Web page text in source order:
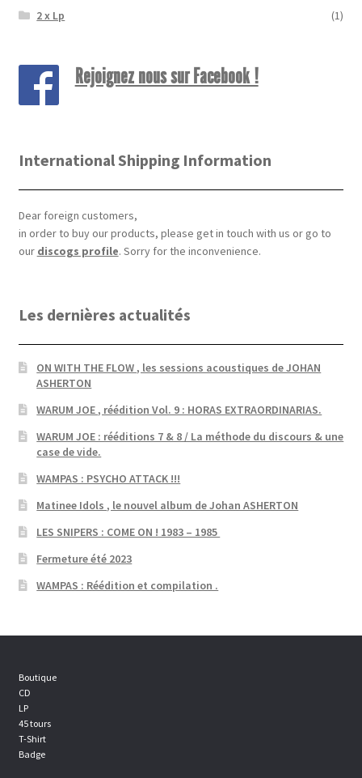
2 x Lp
(1)
Rejoignez nous sur Facebook !
International Shipping Information
Dear foreign customers,
in order to buy our products, please get in touch with us or go to
our discogs profile. Sorry for the inconvenience.
Les dernières actualités
ON WITH THE FLOW , les sessions acoustiques de JOHAN
ASHERTON
WARUM JOE , réédition Vol. 9 : HORAS EXTRAORDINARIAS.
WARUM JOE : rééditions 7 & 8 / La méthode du discours & une
case de vide.
WAMPAS : PSYCHO ATTACK !!!
Matinee Idols , le nouvel album de Johan ASHERTON
LES SNIPERS : COME ON ! 1983 – 1985
Fermeture été 2023
WAMPAS : Réédition et compilation .
Boutique
CD
LP
45 tours
T-Shirt
Badge